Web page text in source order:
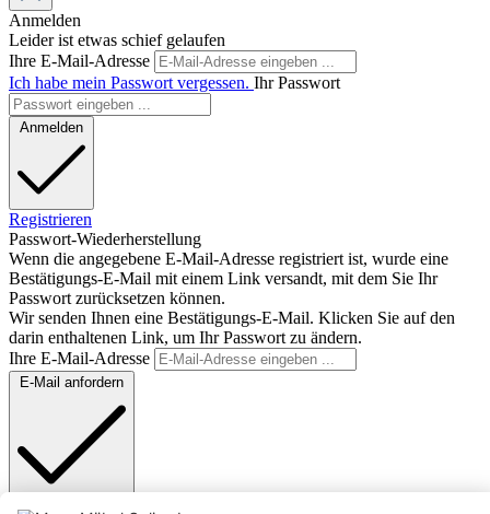
Anmelden
Leider ist etwas schief gelaufen
Ihre E-Mail-Adresse
Ich habe mein Passwort vergessen. Ihr Passwort
Anmelden
Registrieren
Passwort-Wiederherstellung
Wenn die angegebene E-Mail-Adresse registriert ist, wurde eine
Bestätigungs-E-Mail mit einem Link versandt, mit dem Sie Ihr
Passwort zurücksetzen können.
Wir senden Ihnen eine Bestätigungs-E-Mail. Klicken Sie auf den
darin enthaltenen Link, um Ihr Passwort zu ändern.
Ihre E-Mail-Adresse
E-Mail anfordern